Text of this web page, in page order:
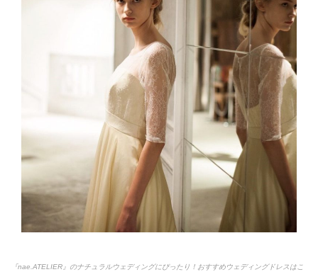
『nae.ATELIER』のナチュラルウェディングにぴったり！おすすめウェディングドレスはこ